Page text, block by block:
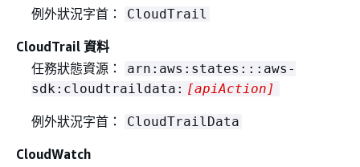
例外狀況字首： CloudTrail
CloudTrail 資料
任務狀態資源：
arn:aws:states:::aws-
sdk:cloudtraildata: [apiAction]
例外狀況字首： CloudTrailData
CloudWatch